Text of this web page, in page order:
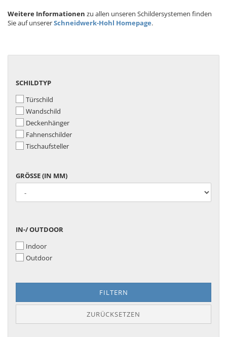
Weitere Informationen zu allen unseren Schildersystemen finden
Sie auf unsererSchneidwerk-Hohl Homepage.
SCHILDTYP
SCHILDTYP
Türschild
Wandschild
Deckenhänger
Fahnenschilder
Tischaufsteller
GRÖSSE (
IN M
M)
GRÖSSE (IN MM)
IN-/
IN-/ OUTDOOR
Indoor
Outdoor
FILTERN
ZURÜCKSETZEN